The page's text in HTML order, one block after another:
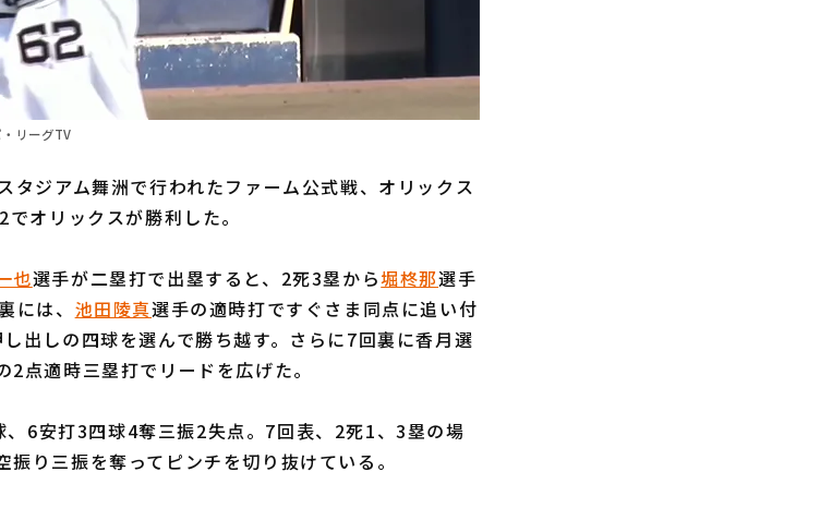
リーグTV
ジアム舞洲で行われたファーム公式戦、オリックス
オリックスが勝利した。
也選手が二塁打で出塁すると、2死3塁から堀柊那選手
には、 池田陵真選手の適時打ですぐさま同点に追い付
出しの四球を選んで勝ち越す。さらに7回裏に香月選
2点適時三塁打でリードを広げた。
6安打3四球4奪三振2失点。7回表、2死1、3塁の場
振り三振を奪ってピンチを切り抜けている。